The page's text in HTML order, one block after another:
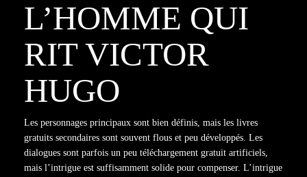
L’HOMME QUI
RIT VICTOR
HUGO
Les personnages principaux sont bien définis, mais les livres
gratuits secondaires sont souvent flous et peu développés. Les
dialogues sont parfois un peu téléchargement gratuit artificiels,
mais l’intrigue est suffisamment solide pour compenser. L’intrigue